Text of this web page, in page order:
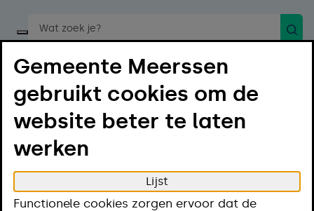
Start een spraakopdracht
Menu
Home
Projecten
Gemeente Meerssen
gebruikt cookies om de
website beter te laten
werken
Lijst
Functionele cookies zorgen ervoor dat de